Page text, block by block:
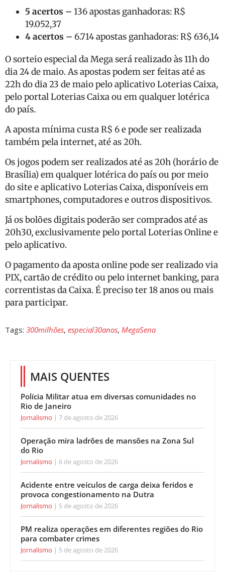
5 acertos – 136 apostas ganhadoras: R$
19.052,37
4 acertos – 6.714 apostas ganhadoras: R$ 636,14
O sorteio especial da Mega será realizado às 11h do
dia 24 de maio. As apostas podem ser feitas até as
22h do dia 23 de maio pelo aplicativo Loterias Caixa,
pelo portal Loterias Caixa ou em qualquer lotérica
do país.
A aposta mínima custa R$ 6 e pode ser realizada
também pela internet, até as 20h.
Os jogos podem ser realizados até as 20h (horário de
Brasília) em qualquer lotérica do país ou por meio
do site e aplicativo Loterias Caixa, disponíveis em
smartphones, computadores e outros dispositivos.
Já os bolões digitais poderão ser comprados até as
20h30, exclusivamente pelo portal Loterias Online e
pelo aplicativo.
O pagamento da aposta online pode ser realizado via
PIX, cartão de crédito ou pelo internet banking, para
correntistas da Caixa. É preciso ter 18 anos ou mais
para participar.
Tags: 300milhões, especial30anos, MegaSena
MAIS QUENTES
Polícia Militar atua em diversas comunidades no
Rio de Janeiro
Jornalismo 7 de agosto de 2026
Operação mira ladrões de mansões na Zona Sul
do Rio
Jornalismo 6 de agosto de 2026
Acidente entre veículos de carga deixa feridos e
provoca congestionamento na Dutra
Jornalismo 5 de agosto de 2026
PM realiza operações em diferentes regiões do Rio
para combater crimes
Jornalismo 5 de agosto de 2026